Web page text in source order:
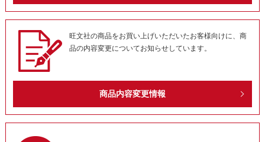
旺文社の商品をお買い上げいただいたお客様向けに、商
品の内容変更についてお知らせしています。
商品内容変更情報